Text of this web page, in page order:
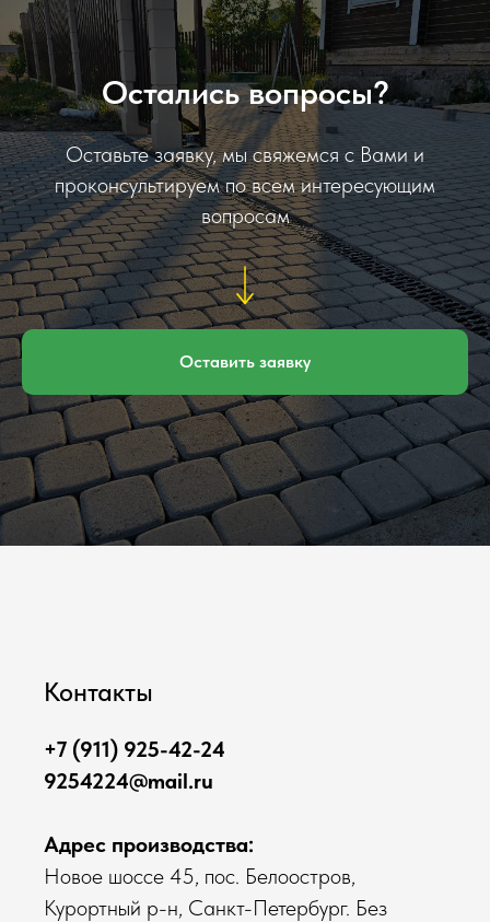
Остались вопросы?
Оставьте заявку, мы свяжемся с Вами и
проконсультируем по всем интересующим
вопросам
Оставить заявку
Контакты
+7 (911) 925-42-24
9254224@mail.ru
Адрес производства:
Новое шоссе 45, пос. Белоостров,
Курортный р-н, Санкт-Петербург. Без